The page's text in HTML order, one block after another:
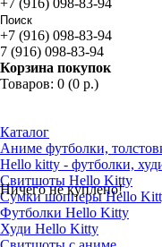
+7 (916) 098-83-94
+7 (916) 098-83-94
7 (916) 098-83-94
Корзина покупок
Товаров: 0 (0 р.)
Ничего не куплено!
Каталог
Аниме футболки,
Hello kitty - футболки,
Свитшоты Hello Kitty
Сумки шопперы Hello
Футболки Hello Kitty
Худи Hello Kitty